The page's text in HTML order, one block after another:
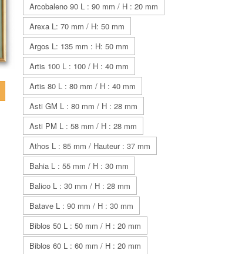
Arcobaleno 90 L : 90 mm / H : 20 mm
Arexa L: 70 mm / H: 50 mm
Argos L: 135 mm : H: 50 mm
Artis 100 L : 100 / H : 40 mm
Artis 80 L : 80 mm / H : 40 mm
Asti GM L : 80 mm / H : 28 mm
Asti PM L : 58 mm / H : 28 mm
Athos L : 85 mm / Hauteur : 37 mm
Bahia L : 55 mm / H : 30 mm
Balico L : 30 mm / H : 28 mm
Batave L : 90 mm / H : 30 mm
Biblos 50 L : 50 mm / H : 20 mm
Biblos 60 L : 60 mm / H : 20 mm